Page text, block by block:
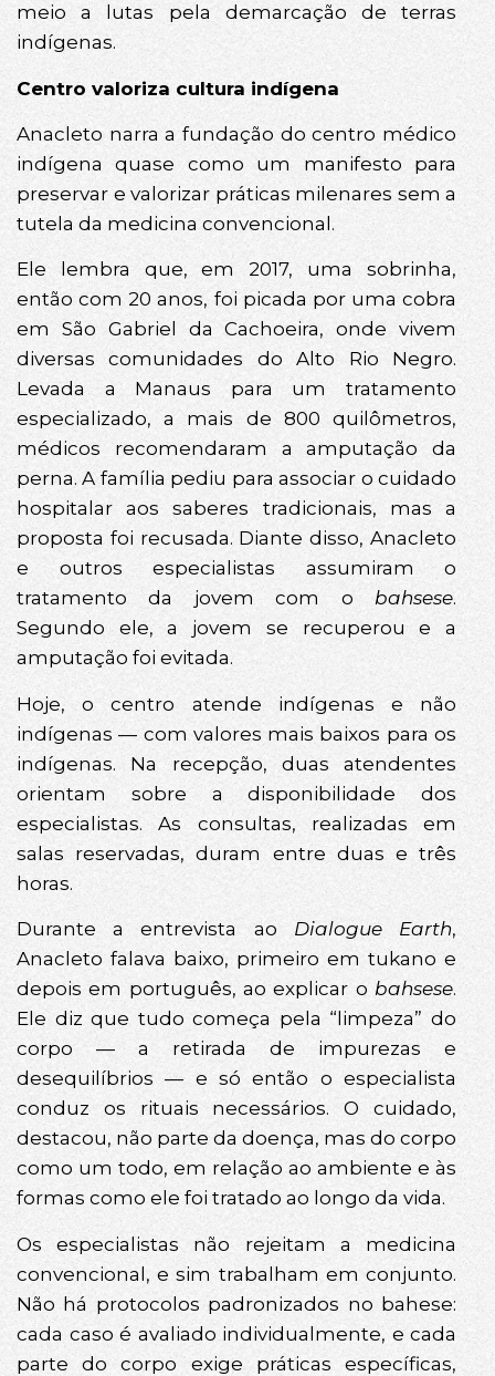
meio a lutas pela demarcação de terras
indígenas.
Centro valoriza cultura indígena
Anacleto narra a fundação do centro médico
indígena quase como um manifesto para
preservar e valorizar práticas milenares sem a
tutela da medicina convencional.
Ele lembra que, em 2017, uma sobrinha,
então com 20 anos, foi picada por uma cobra
em São Gabriel da Cachoeira, onde vivem
diversas comunidades do Alto Rio Negro.
Levada a Manaus para um tratamento
especializado, a mais de 800 quilômetros,
médicos recomendaram a amputação da
perna. A família pediu para associar o cuidado
hospitalar aos saberes tradicionais, mas a
proposta foi recusada. Diante disso, Anacleto
e outros especialistas assumiram o
tratamento da jovem com o bahsese.
Segundo ele, a jovem se recuperou e a
amputação foi evitada.
Hoje, o centro atende indígenas e não
indígenas — com valores mais baixos para os
indígenas. Na recepção, duas atendentes
orientam sobre a disponibilidade dos
especialistas. As consultas, realizadas em
salas reservadas, duram entre duas e três
horas.
Durante a entrevista ao Dialogue Earth,
Anacleto falava baixo, primeiro em tukano e
depois em português, ao explicar o bahsese.
Ele diz que tudo começa pela “limpeza” do
corpo — a retirada de impurezas e
desequilíbrios — e só então o especialista
conduz os rituais necessários. O cuidado,
destacou, não parte da doença, mas do corpo
como um todo, em relação ao ambiente e às
formas como ele foi tratado ao longo da vida.
Os especialistas não rejeitam a medicina
convencional, e sim trabalham em conjunto.
Não há protocolos padronizados no bahese:
cada caso é avaliado individualmente, e cada
parte do corpo exige práticas específicas,